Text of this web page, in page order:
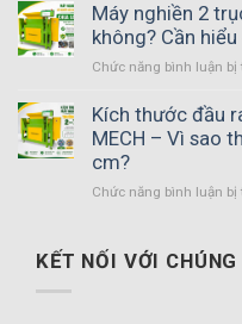
Máy nghiền 2
không? Cần
Chức năng bình luận bị
Kích thước đầu
MECH – Vì sao
cm?
Chức năng bình luận bị
KẾT NỐI VỚI